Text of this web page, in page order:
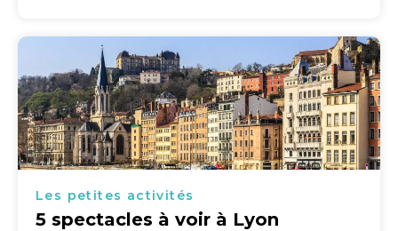
Les petites activités
5 spectacles à voir à Lyon